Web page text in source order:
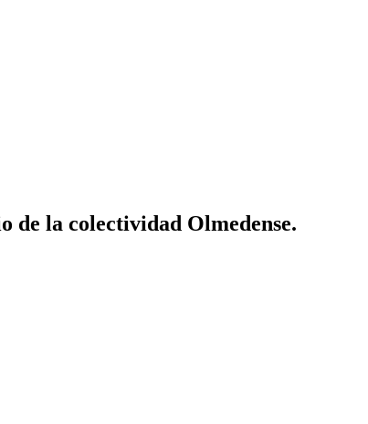
la colectividad Olmedense.